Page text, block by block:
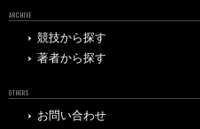
ARCHIVE
競技から探す
著者から探す
OTHERS
お問い合わせ